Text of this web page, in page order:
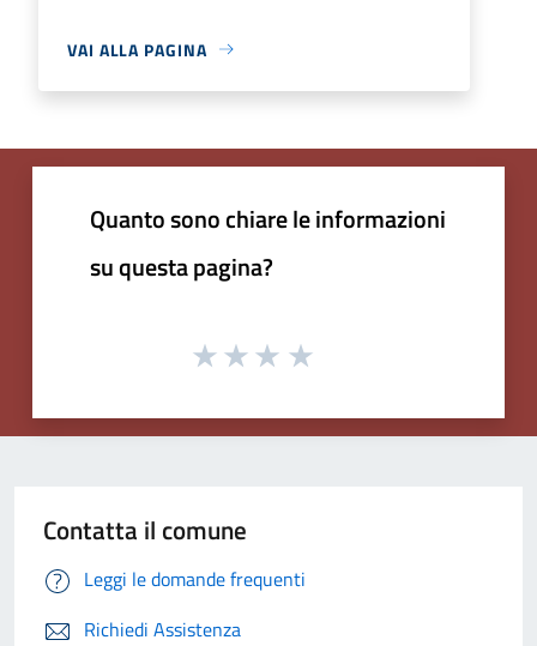
VAI ALLA PAGINA
Quanto sono chiare le informazioni
su questa pagina?
Contatta il comune
Leggi le domande frequenti
Richiedi Assistenza